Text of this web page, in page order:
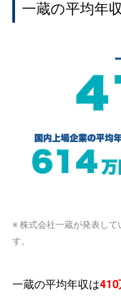
一蔵の平均年収
※ 株式会社一蔵が発表して
す。
一蔵の平均年収は410